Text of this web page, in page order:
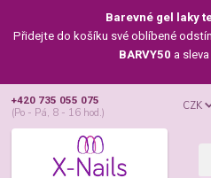
Barevné gel laky
Přidejte do košíku své oblíbené
BARVY50 a sleva
CZK
+420 735 055 075
(Po - Pá, 8 - 16 hod.)